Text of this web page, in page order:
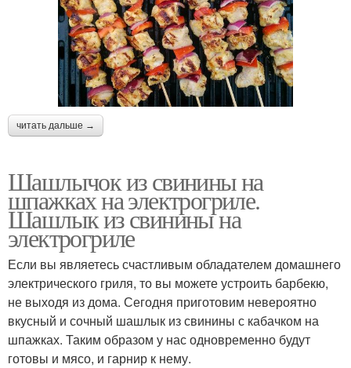
читать дальше →
Шашлычок из свинины на
шпажках на электрогриле.
Шашлык из свинины на
электрогриле
Если вы являетесь счастливым обладателем домашнего
электрического гриля, то вы можете устроить барбекю,
не выходя из дома. Сегодня приготовим невероятно
вкусный и сочный шашлык из свинины с кабачком на
шпажках. Таким образом у нас одновременно будут
готовы и мясо, и гарнир к нему.